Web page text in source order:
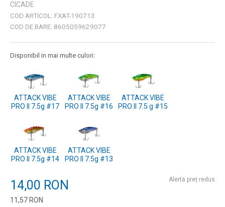
CICADE
COD ARTICOL: FXAT-190713
COD DE BARE: 8605059629077
Disponibil in mai multe culori:
ATTACK VIBE
PRO II 7.5g #17
ATTACK VIBE
PRO II 7.5g #16
ATTACK VIBE
PRO II 7.5 g #15
ATTACK VIBE
PRO II 7.5g #14
ATTACK VIBE
PRO II 7.5g #13
14,00 RON
11,57 RON
Alertă preț redus